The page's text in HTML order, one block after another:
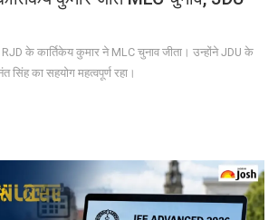
के कार्तिकेय कुमार ने MLC चुनाव जीता। उन्होंने JDU के
सिंह का सहयोग महत्वपूर्ण रहा।